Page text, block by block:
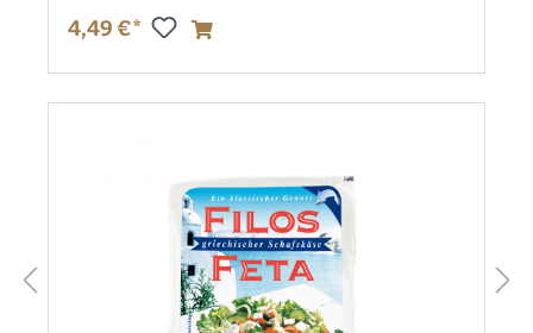
4,49 €*